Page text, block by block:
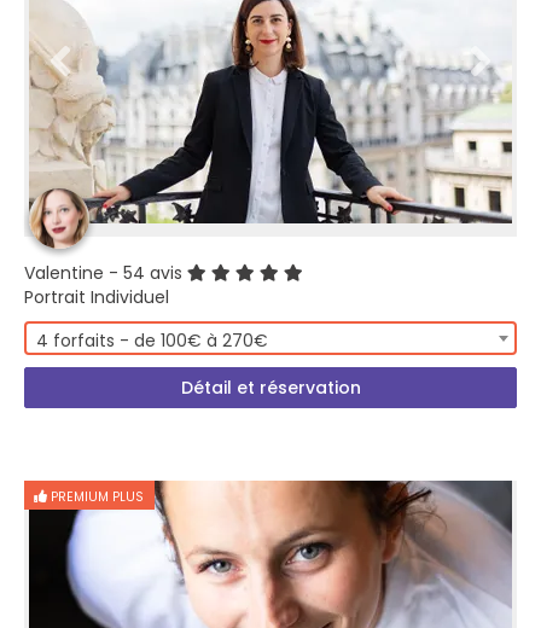
Valentine - 54 avis
Portrait Individuel
4 forfaits - de 100€ à 270€
Détail et réservation
PREMIUM PLUS